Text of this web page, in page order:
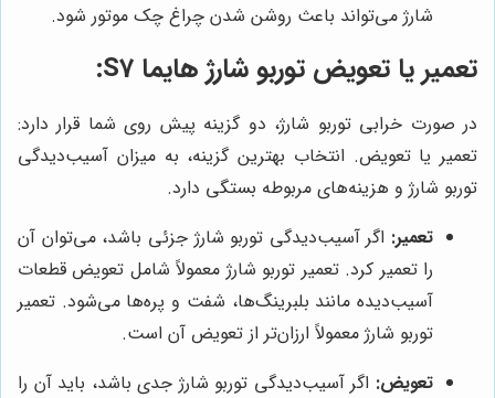
شارژ می‌تواند باعث روشن شدن چراغ چک موتور شود.
تعمیر یا تعویض توربو شارژ هایما S7:
در صورت خرابی توربو شارژ، دو گزینه پیش روی شما قرار دارد:
تعمیر یا تعویض. انتخاب بهترین گزینه، به میزان آسیب‌دیدگی
توربو شارژ و هزینه‌های مربوطه بستگی دارد.
تعمیر: اگر آسیب‌دیدگی توربو شارژ جزئی باشد، می‌توان آن
را تعمیر کرد. تعمیر توربو شارژ معمولاً شامل تعویض قطعات
آسیب‌دیده مانند بلبرینگ‌ها، شفت و پره‌ها می‌شود. تعمیر
توربو شارژ معمولاً ارزان‌تر از تعویض آن است.
تعویض: اگر آسیب‌دیدگی توربو شارژ جدی باشد، باید آن را